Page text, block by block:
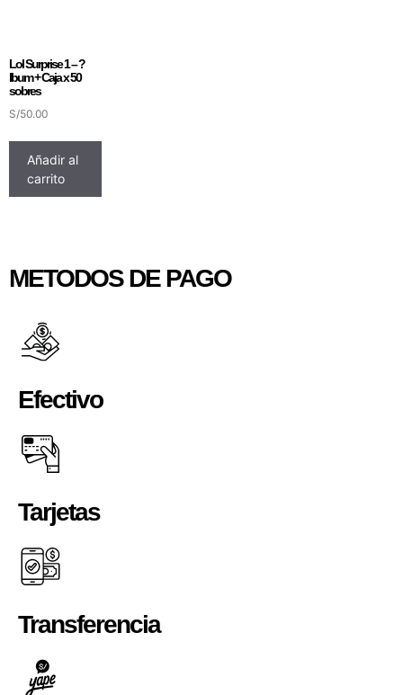
Lol Surprise 1 – ?
lbum + Caja x 50
sobres
S/50.00
Añadir al
carrito
METODOS DE PAGO
Efectivo
Tarjetas
Transferencia